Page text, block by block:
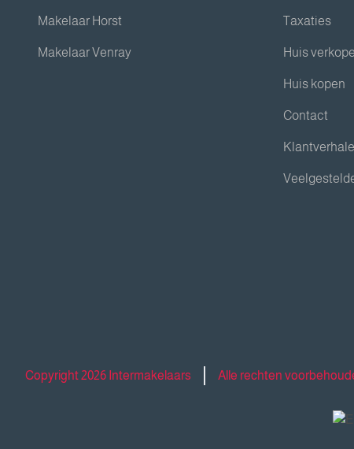
Makelaar Horst
Makelaar Venray
Taxaties
Huis
Huis kopen
Contact
Copyright 2026 Intermakelaars Alle rechten